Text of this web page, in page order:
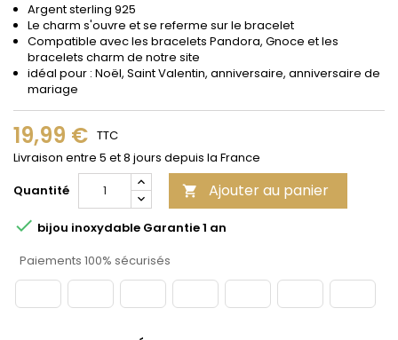
Argent sterling 925
Le charm s'ouvre et se referme sur le bracelet
Compatible avec les bracelets Pandora, Gnoce et les
bracelets charm de notre site
idéal pour : Noël, Saint Valentin, anniversaire, anniversaire de
mariage
19,99 € TTC
Livraison entre 5 et 8 jours depuis la France
Quantité
 Ajouter au panier
 bijou inoxydable Garantie 1 an
Paiements 100% sécurisés